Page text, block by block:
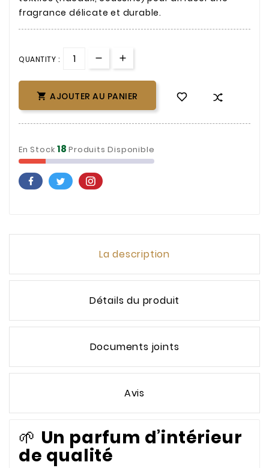
fragrance délicate et durable.
QUANTITY :
 AJOUTER AU PANIER
En Stock18Produits Disponible
La description
Détails du produit
Documents joints
Avis
🌱 Un parfum d’intérieur
de qualité